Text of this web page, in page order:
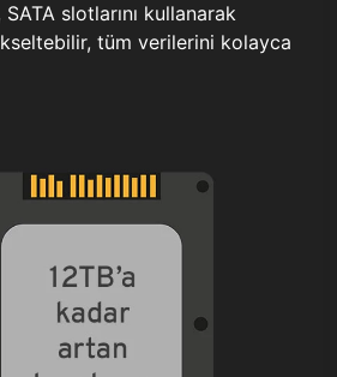
slotlarını kullanarak
tüm verilerini kolayca